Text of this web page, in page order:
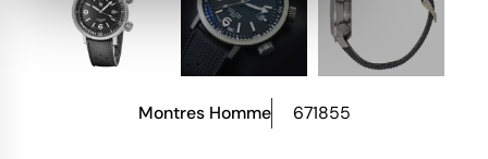
Montres Homme 671855